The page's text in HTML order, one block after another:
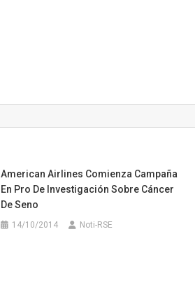
American Airlines Comienza Campaña
En Pro De Investigación Sobre Cáncer
De Seno
14/10/2014 Noti-RSE